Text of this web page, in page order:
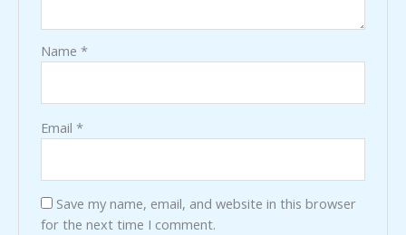
Name*
Email*
Save my name, email, and website in this browser
for the next time I comment.